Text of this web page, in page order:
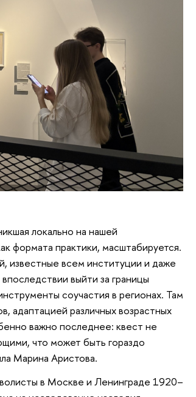
локально на нашей
формата практики, масштабируется.
известные всем институции и даже
выйти за границы
соучастия в регионах. Там
адаптацией различных возрастных
важно последнее: квест не
что может быть гораздо
Марина Аристова.
в Москве и Ленинграде 1920–